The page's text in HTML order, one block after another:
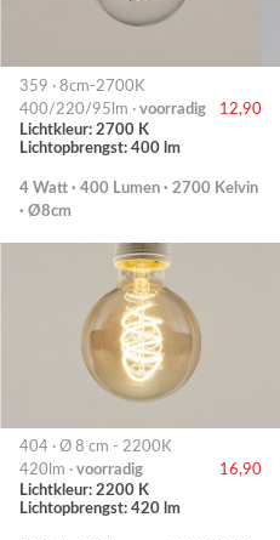
359 · 8cm-2700K
400/220/95lm · voorradig
12,90
Lichtkleur: 2700 K
Lichtopbrengst: 400 lm
4 Watt · 400 Lumen · 2700 Kelvin
· Ø8cm
404 · Ø 8 cm - 2200K
420lm · voorradig
16,90
Lichtkleur: 2200 K
Lichtopbrengst: 420 lm